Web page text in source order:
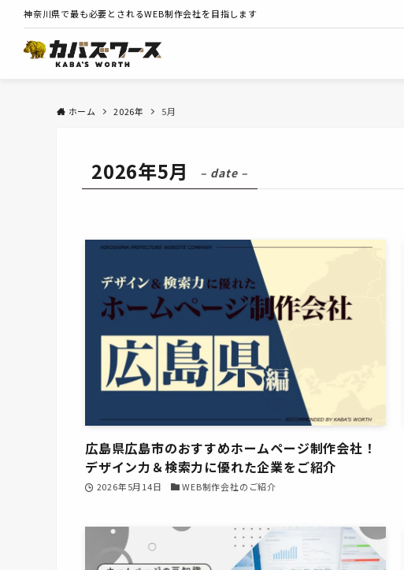
神奈川県で最も必要とされるWEB制作会社を目指します
ホーム 2026年 5月
2026年5月 – date –
広島県広島市のおすすめホームページ制作会社！
デザイン力＆検索力に優れた企業をご紹介
2026年5月14日 WEB制作会社のご紹介